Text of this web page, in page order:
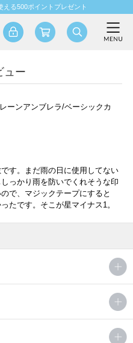
る500ポイントプレゼント
ュー
ーンアンブレラ/ベーシックカ
す。まだ雨の日に使用してない
っかり雨を防いでくれそうな印
で、マジックテープにすると
たです。そこが星マイナス1。